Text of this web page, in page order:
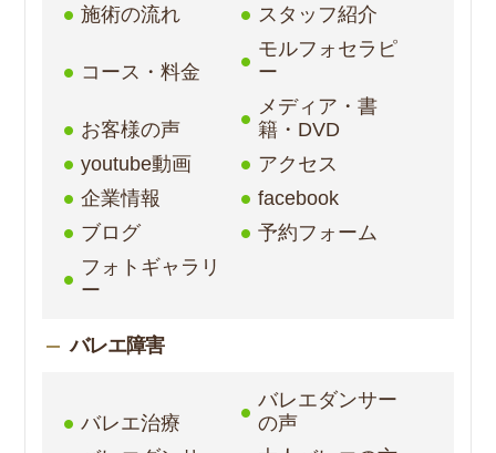
施術の流れ
スタッフ紹介
コース・料金
モルフォセラピ
ー
お客様の声
メディア・書
籍・DVD
youtube動画
アクセス
企業情報
facebook
ブログ
予約フォーム
フォトギャラリ
ー
バレエ障害
バレエ治療
バレエダンサー
の声